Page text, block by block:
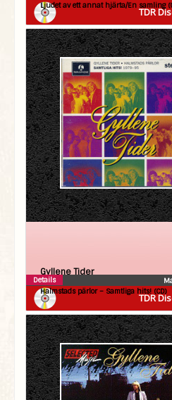
TDR
Ljudet av ett annat hjärta/En samling
TDR
Gyllene Tider
Halmstads pärlor – Samtliga hits! (CD)
Details